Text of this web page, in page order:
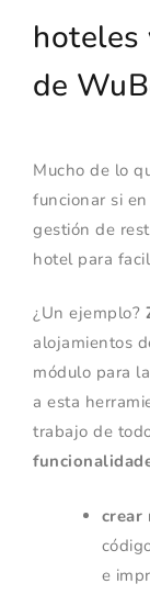
hoteles
de
Mucho de lo
funcionar si
gestión de
hotel para
¿Un ejemplo?
alojamientos
módulo para
a esta
trabajo de
crear
e